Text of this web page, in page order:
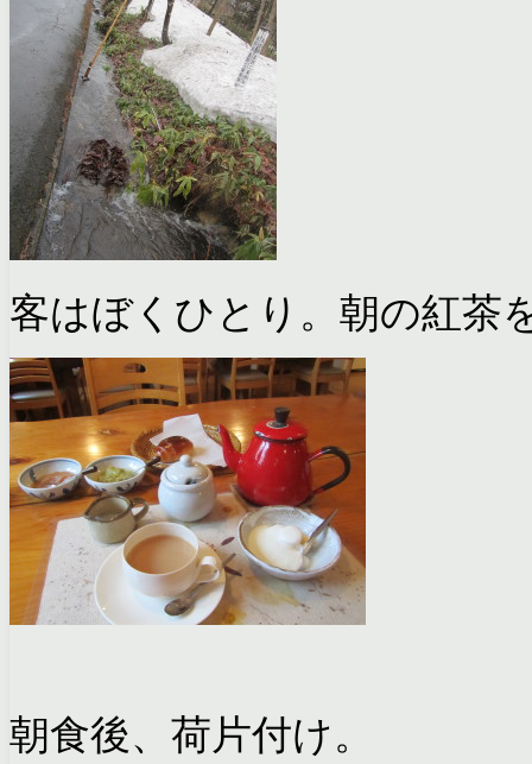
客はぼくひとり。朝の紅茶
朝食後、荷片付け。